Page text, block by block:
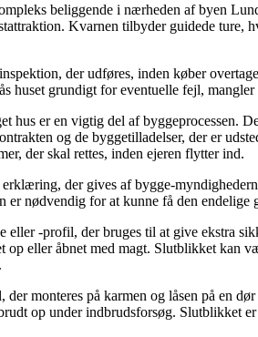
beliggende i nærheden af byen
Kvarnen tilbyder guidede
der udføres, inden køber
huset grundigt for eventuelle fejl,
hus er en vigtig del af byggeprocessen.
og de byggetilladelser, der er
der skal rettes, inden ejeren flytter ind.
der gives af bygge-
nødvendig for at kunne få den
-profil, der bruges til at give ekstra
eller åbnet med magt. Slutblikket kan
monteres på karmen og låsen på en
op under indbrudsforsøg. Slutblikket